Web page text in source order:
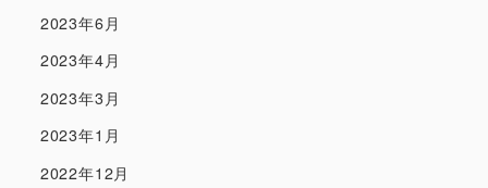
2023年6月
2023年4月
2023年3月
2023年1月
2022年12月